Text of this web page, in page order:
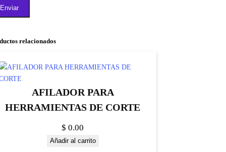
relacionados
AFILADOR PARA
HERRAMIENTAS DE CORTE
$ 0.00
Añadir al carrito